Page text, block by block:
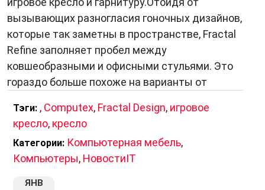
вызывающих разногласия гоночных дизайнов,
которые так заметны в пространстве, Fractal
Refine заполняет пробел между
ковшеобразными и офисными стульями. Это
гораздо больше похоже на варианты от
Тэги: , Computex, Fractal Design, игровое
кресло, кресло
Категории: Компьютерная мебель,
Компьютеры, НовостиIT
ЯНВ